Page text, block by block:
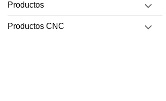
Productos
Productos CNC